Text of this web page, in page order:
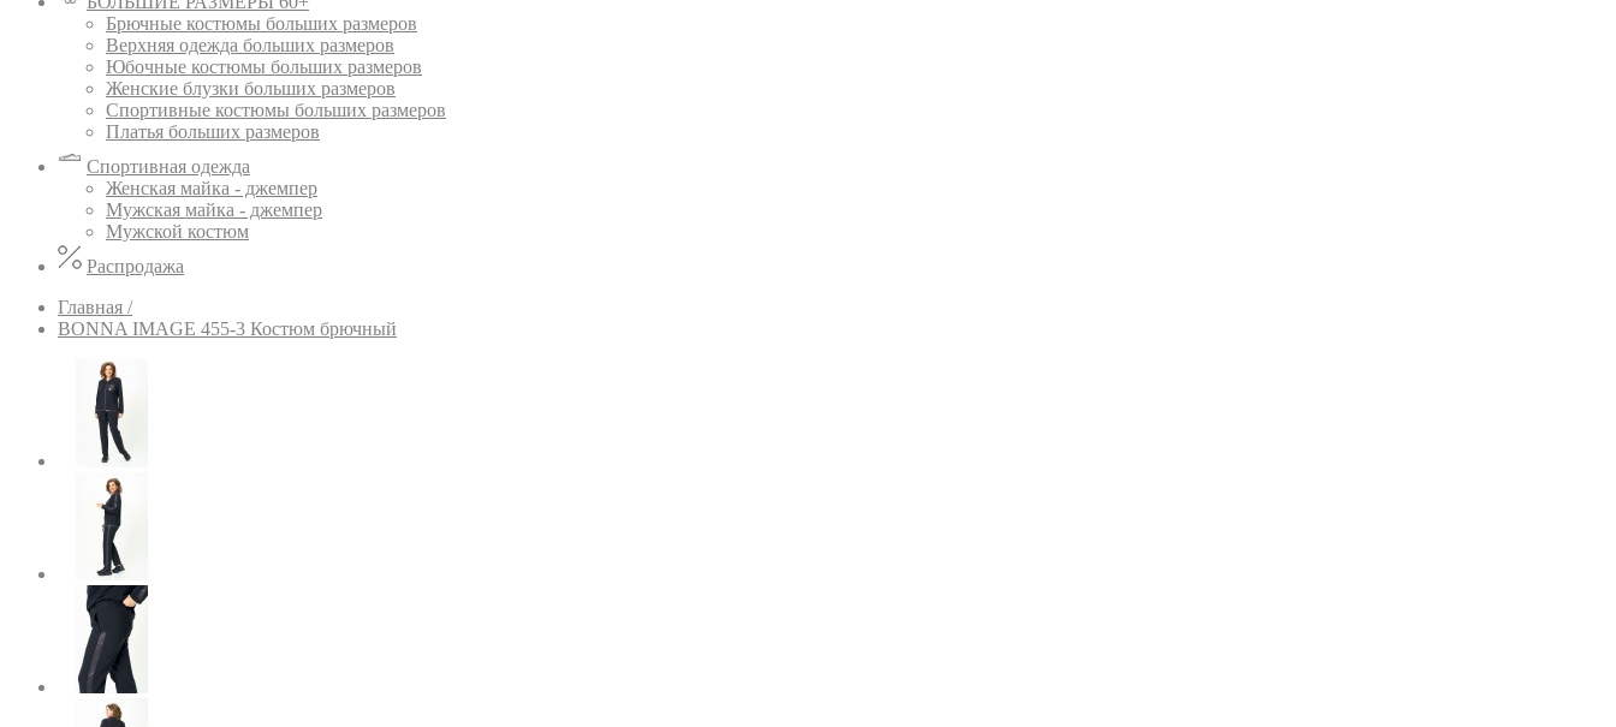
Брючные костюмы больших размеров
Верхняя одежда больших размеров
Юбочные костюмы больших размеров
Женские блузки больших размеров
Спортивные костюмы больших размеров
Платья больших размеров
Спортивная одежда
Женская майка - джемпер
Мужская майка - джемпер
Мужской костюм
Распродажа
Главная /
BONNA IMAGE 455-3 Костюм брючный